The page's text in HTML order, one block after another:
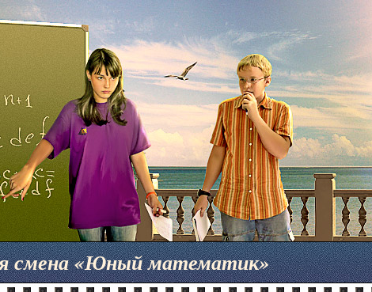
смена «Юный математик»